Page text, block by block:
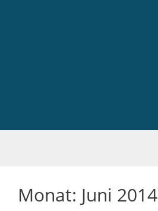
Monat: Juni 2014